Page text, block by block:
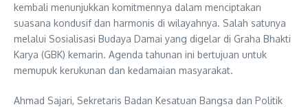
kembali menunjukkan komitmennya dalam menciptakan
suasana kondusif dan harmonis di wilayahnya. Salah satunya
melalui Sosialisasi Budaya Damai yang digelar di Graha Bhakti
Karya (GBK) kemarin. Agenda tahunan ini bertujuan untuk
memupuk kerukunan dan kedamaian masyarakat.
Ahmad Sajari, Sekretaris Badan Kesatuan Bangsa dan Politik